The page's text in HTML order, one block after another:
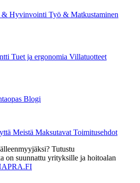
& Hyvinvointi Työ & Matkustaminen
Tuet ja ergonomia Villatuotteet
Blogi
Meistä Maksutavat Toimitusehdot
Tutustu
on suunnattu yrityksille ja hoitoalan